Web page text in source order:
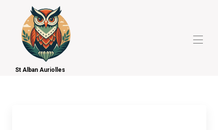
St Alban Auriolles